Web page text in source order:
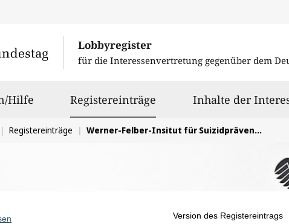
Lobbyregister
für die Interessenvertretung gegenüber dem
Hilfe Registereinträge ausgewähltInhalte der
Registereinträge Werner-Felber-Insitut für Suizidprävention und interdisziplinäre Forschung im Gesundheiteswesen e. V.
Version des Registereintrags